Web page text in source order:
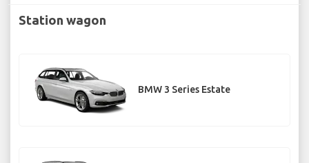
Station wagon
BMW 3 Series Estate